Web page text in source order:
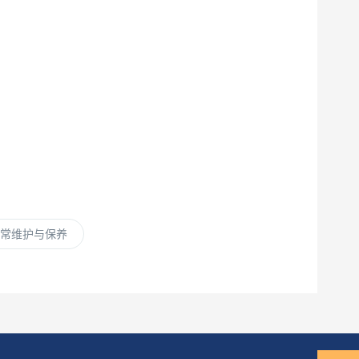
维护与保养